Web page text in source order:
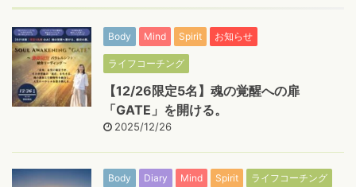
Body Mind Spirit お知らせ
ライフコーチング
【12/26限定5名】魂の覚醒への扉
「GATE」を開ける。
2025/12/26
Body Diary Mind Spirit ライフコーチング